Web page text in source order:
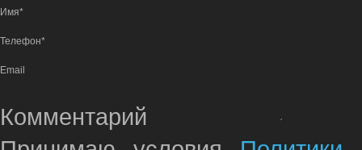
Имя*
Телефон*
Email
Комментарий